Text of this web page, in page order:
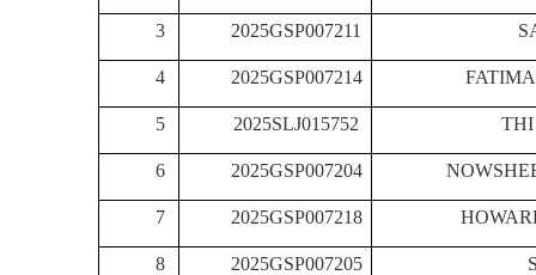
3 2025GSP007211
4 2025GSP007214
5 2025SLJ015752
6 2025GSP007204
7 2025GSP007218
8 2025GSP007205